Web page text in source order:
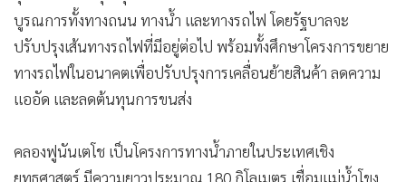
ต่างๆ สามารถขนส่งสินค้าทางน้ำ ลดต้นทุนด้านโลจิสติกส์ และ
เพิ่มขีดความสามารถในการแข่งขันของผลิตภัณฑ์กัมพูชา
น้ำจากกรุงพนมเปญไปยังจ.กำปงชนัง จ.กำปงจาม
และจ.กระแจะ นอกจากนี้ ยังกำลังสร้างท่าเรืออเนกประสงค์ขึ้น